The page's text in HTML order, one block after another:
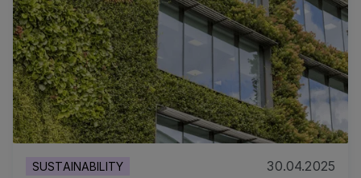
SUSTAINABILITY 30.04.2025